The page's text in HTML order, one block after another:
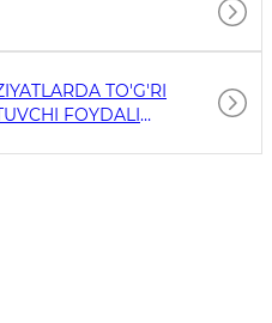
TO'G'RI
FOYDALI